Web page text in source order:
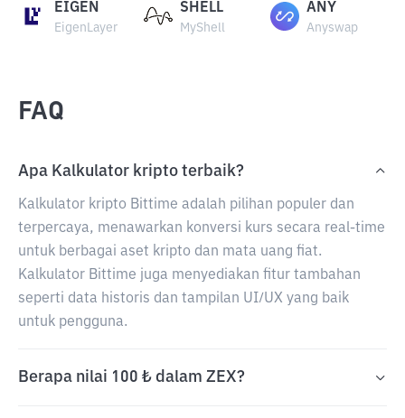
EIGEN
EigenLayer
SHELL
MyShell
ANY
Anyswap
FAQ
Apa Kalkulator kripto terbaik?
Kalkulator kripto Bittime adalah pilihan populer dan
terpercaya, menawarkan konversi kurs secara real-time
untuk berbagai aset kripto dan mata uang fiat.
Kalkulator Bittime juga menyediakan fitur tambahan
seperti data historis dan tampilan UI/UX yang baik
untuk pengguna.
Berapa nilai 100 ₺ dalam ZEX?